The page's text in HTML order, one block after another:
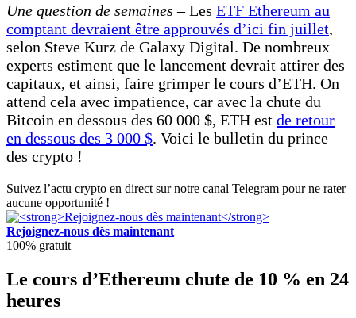
Une question de semaines –Les ETF Ethereum au
comptant devraient être approuvés d’ici fin juillet,
selon Steve Kurz de Galaxy Digital. De nombreux
experts estiment que le lancement devrait attirer des
capitaux, et ainsi, faire grimper le cours d’ETH. On
attend cela avec impatience, car avec la chute du
Bitcoin en dessous des 60 000 $, ETH est de retour
en dessous des 3 000 $. Voici le bulletin du prince
des crypto !
Suivez l’actu crypto en direct sur notre canal Telegram pour ne rater
aucune opportunité !
Rejoignez-nous dès maintenant
100% gratuit
Le cours d’Ethereum chute de 10 % en 24
heures